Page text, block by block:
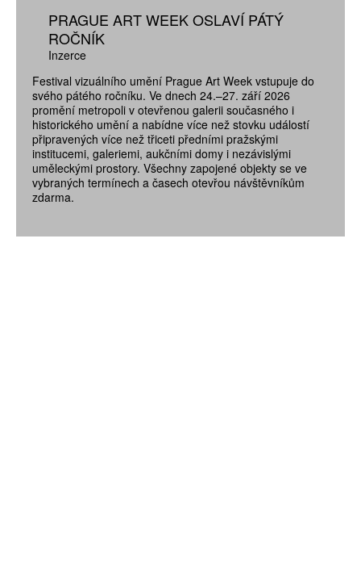
PRAGUE ART WEEK OSLAVÍ PÁTÝ
ROČNÍK
Inzerce
Festival vizuálního umění Prague Art Week vstupuje do
svého pátého ročníku. Ve dnech 24.–27. září 2026
promění metropoli v otevřenou galerii současného i
historického umění a nabídne více než stovku událostí
připravených více než třiceti předními pražskými
institucemi, galeriemi, aukčními domy i nezávislými
uměleckými prostory. Všechny zapojené objekty se ve
vybraných termínech a časech otevřou návštěvníkům
zdarma.